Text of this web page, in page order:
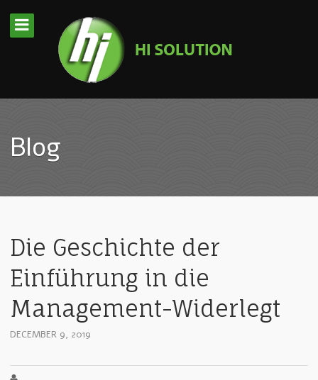
Blog
Die Geschichte der
Einführung in die
Management-Widerlegt
DECEMBER 9, 2019